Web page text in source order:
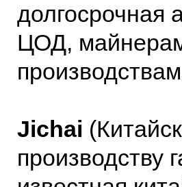
долгосрочная
ЦОД,
Jichai
производству